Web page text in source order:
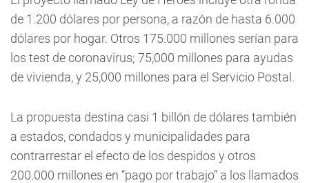
de 1.200 dólares por persona, a razón de hasta 6.000
dólares por hogar. Otros 175.000 millones serían para
los test de coronavirus; 75,000 millones para ayudas
de vivienda, y 25,000 millones para el Servicio Postal.
La propuesta destina casi 1 billón de dólares también
a estados, condados y municipalidades para
contrarrestar el efecto de los despidos y otros
200.000 millones en “pago por trabajo” a los llamados